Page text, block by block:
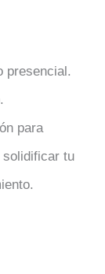
presencial.
para
solidificar tu